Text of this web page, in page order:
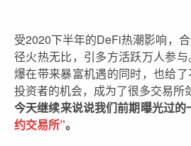
受2020下半年的DeFi热潮影响，
径火热无比，引多方活跃万人参
爆在带来暴富机遇的同时，也给
投资者的机会，成为了很多交易所
今天继续来说说我们前期曝光过的
约交易所”。